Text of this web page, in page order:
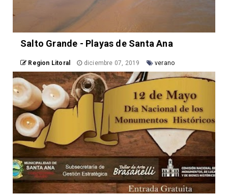
Salto Grande - Playas de Santa Ana
Region Litoral diciembre 07, 2019 verano